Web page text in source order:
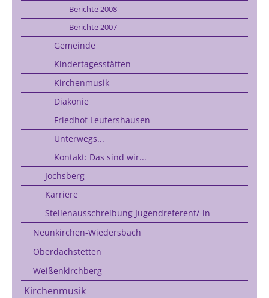
Berichte 2008
Berichte 2007
Gemeinde
Kindertagesstätten
Kirchenmusik
Diakonie
Friedhof Leutershausen
Unterwegs...
Kontakt: Das sind wir...
Jochsberg
Karriere
Stellenausschreibung Jugendreferent/-in
Neunkirchen-Wiedersbach
Oberdachstetten
Weißenkirchberg
Kirchenmusik